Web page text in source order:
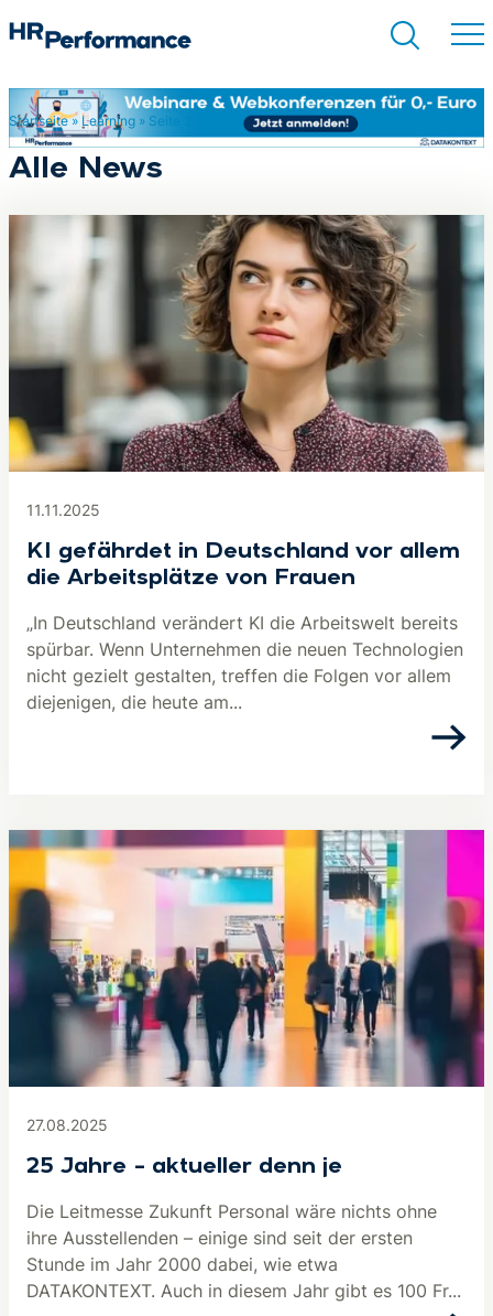
Startseite» Learning » Seite 2
Alle News
11.11.2025
KI gefährdet in Deutschland vor allem
die Arbeitsplätze von Frauen
„In Deutschland verändert KI die Arbeitswelt bereits
spürbar. Wenn Unternehmen die neuen Technologien
nicht gezielt gestalten, treffen die Folgen vor allem
diejenigen, die heute am...
27.08.2025
25 Jahre – aktueller denn je
Die Leitmesse Zukunft Personal wäre nichts ohne
ihre Ausstellenden – einige sind seit der ersten
Stunde im Jahr 2000 dabei, wie etwa
DATAKONTEXT. Auch in diesem Jahr gibt es 100 Fr...